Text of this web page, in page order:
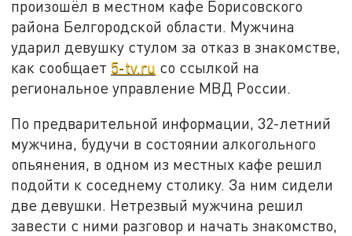
произошёл в местном кафе Борисовского
района Белгородской области. Мужчина
ударил девушку стулом за отказ в знакомстве,
как сообщает 5-tv.ru со ссылкой на
региональное управление МВД России.
По предварительной информации, 32-летний
мужчина, будучи в состоянии алкогольного
опьянения, в одном из местных кафе решил
подойти к соседнему столику. За ним сидели
две девушки. Нетрезвый мужчина решил
завести с ними разговор и начать знакомство,